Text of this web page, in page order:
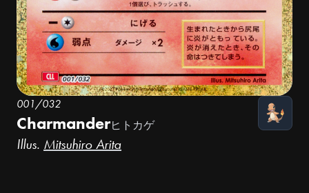
001/032
Charmanderヒトカゲ
Illus. Mitsuhiro Arita